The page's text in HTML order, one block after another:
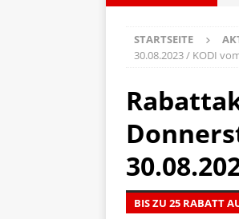
[
[
[
[
STARTSEITE
30.08.2023 / KODI
BIS ZU 25 RABATT